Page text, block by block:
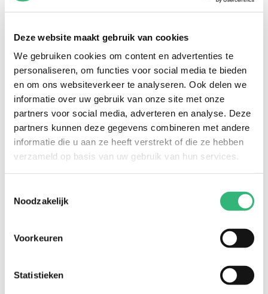
Deze website maakt gebruik van cookies
We gebruiken cookies om content en advertenties te
personaliseren, om functies voor social media te bieden
en om ons websiteverkeer te analyseren. Ook delen we
informatie over uw gebruik van onze site met onze
partners voor social media, adverteren en analyse. Deze
partners kunnen deze gegevens combineren met andere
informatie die u aan ze heeft verstrekt of die ze hebben
verzameld op basis van uw gebruik van hun services.
Noodzakelijk
Voorkeuren
Statistieken
Overlijden
Arbeidsongeschikt
Heb je een vraag?